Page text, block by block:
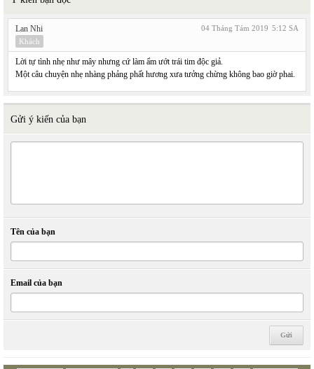
04 Tháng Tám 2019 5:12 SA
Lan Nhi
Khách
Lời tự tình nhẹ như mây nhưng cứ làm ẩm ướt trái tim độc giả.
Một câu chuyện nhẹ nhàng phảng phất hương xưa tưởng chừng không bao giờ phai.
Gửi ý kiến của bạn
Tên của bạn
Email của bạn